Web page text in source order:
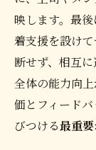
映します。最
着支援を設け
断せず、相互
全体の能力向
価とフィード
びつける最重